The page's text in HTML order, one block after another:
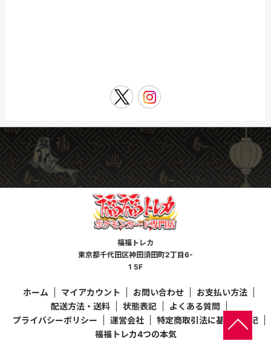
福福トレカ
東京都千代田区神田須田町2丁目6-
1 5F
ホーム マイアカウント お問い合わせ
お支払い方法
配送方法・送料
状態表記
よくある質問
プライバシーポリシー
運営会社
特定商取引法に基づく表記
福福トレカ4つの本気